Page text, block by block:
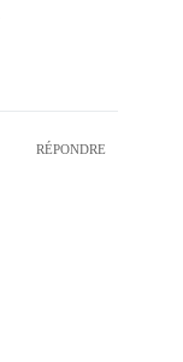
RÉPONDRE